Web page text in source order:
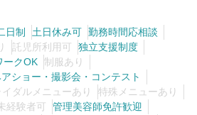
日制 土日休み可 勤務時間応相談
託児所利用可
独立支援制度
ークOK 制服あり
ショー・撮影会・コンテスト
イダルメニューあり
特殊メニューあり
経験者可
管理美容師免許歓迎